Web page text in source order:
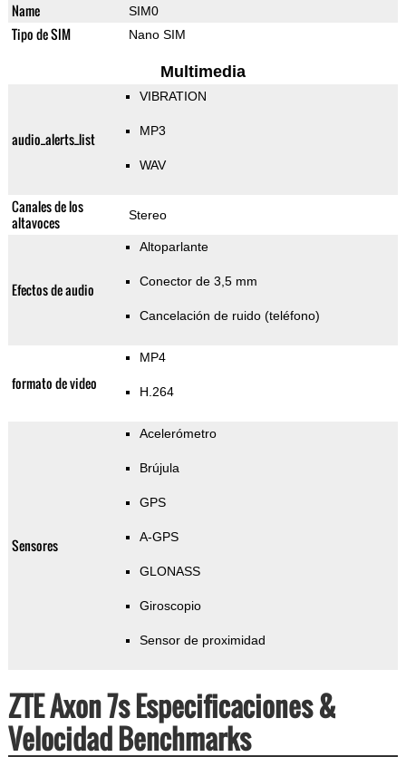
Name SIM0
Tipo de SIM Nano SIM
Multimedia
audio_alerts_list
VIBRATION
MP3
WAV
Canales de los
altavoces
Stereo
Efectos de audio
Altoparlante
Conector de 3,5 mm
Cancelación de ruido (teléfono)
formato de video
MP4
H.264
Sensores
Acelerómetro
Brújula
GPS
A-GPS
GLONASS
Giroscopio
Sensor de proximidad
ZTE Axon 7s Especificaciones &
Velocidad Benchmarks